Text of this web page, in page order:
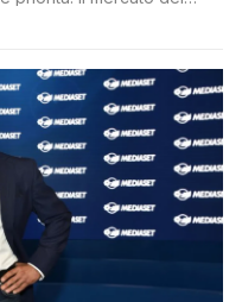
con una lotta